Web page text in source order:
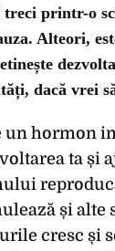
treci printr-o
Alteori,
dacă vrei
un hormon
ta și
și alte
cresc și